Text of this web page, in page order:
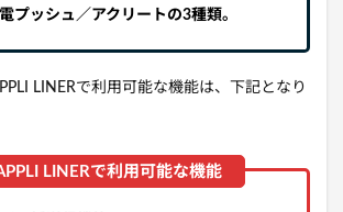
プッシュ／アクリートの3種類。
LINERで利用可能な機能は、下記となり